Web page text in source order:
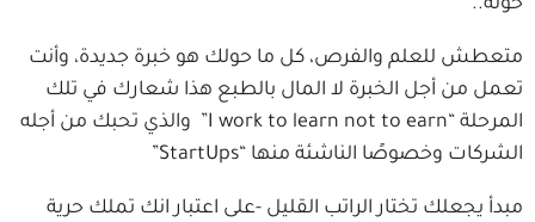
حوله..
متعطش للعلم والفرص، كل ما حولك هو خبرة جديدة، وأنت
تعمل من أجل الخبرة لا المال بالطبع هذا شعارك في تلك
المرحلة “I work to learn not to earn” والذي تحبك من أجله
الشركات وخصوصًا الناشئة منها “StartUps”
مبدأ يجعلك تختار الراتب القليل -على اعتبار انك تملك حرية